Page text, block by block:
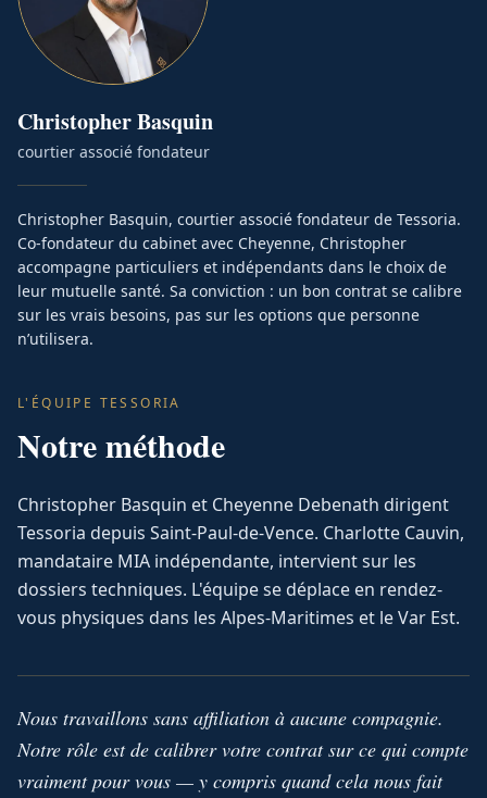
ChristopherBasquin
courtier associé fondateur
Christopher Basquin, courtier associé fondateur de Tessoria.
Co-fondateur du cabinet avec Cheyenne, Christopher
accompagne particuliers et indépendants dans le choix de
leur mutuelle santé. Sa conviction : un bon contrat se calibre
sur les vrais besoins, pas sur les options que personne
n’utilisera.
L'ÉQUIPE TESSORIA
Notre méthode
Christopher Basquin et Cheyenne Debenath dirigent
Tessoria depuis Saint-Paul-de-Vence. Charlotte Cauvin,
mandataire MIA indépendante, intervient sur les
dossiers techniques. L'équipe se déplace en rendez-
vous physiques dans les Alpes-Maritimes et le Var Est.
Nous travaillons sans affiliation à aucune compagnie.
Notre rôle est de calibrer votre contrat sur ce qui compte
vraiment pour vous — y compris quand cela nous fait